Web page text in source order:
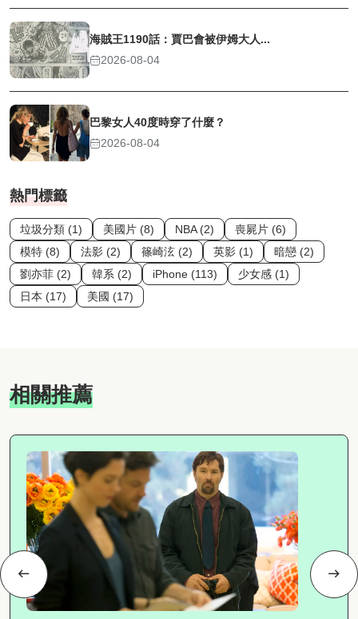
海賊王1190話：賈巴會被伊姆大人...
2026-08-04
巴黎女人40度時穿了什麼？
2026-08-04
熱門標籤
垃圾分類 (1) 美國片 (8) NBA (2)
喪屍片 (6)
模特 (8)
法影 (2) 篠崎泫 (2) 英影 (1)
暗戀 (2)
劉亦菲 (2)
韓系 (2) iPhone (113)
少女感 (1)
日本 (17)
美國 (17)
相關推薦